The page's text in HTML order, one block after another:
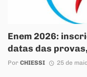
Enem 2026:
datas das
Por CHIESSI 25 de